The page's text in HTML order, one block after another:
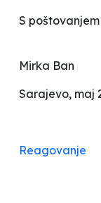
S
Mirka Ban
Sarajevo, maj
Reagovanje